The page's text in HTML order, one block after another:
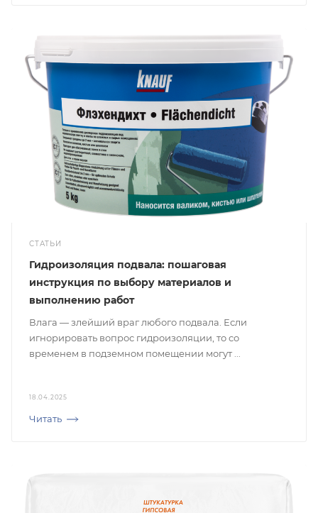
СТАТЬИ
18.04.2025
Читать
Гидроизоляция подвала: пошаговая
инструкция по выбору материалов и
выполнению работ
Влага — злейший враг любого подвала. Если
игнорировать вопрос гидроизоляции, то со
временем в подземном помещении могут ...